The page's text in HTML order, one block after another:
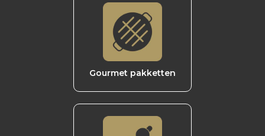
Gourmet pakketten